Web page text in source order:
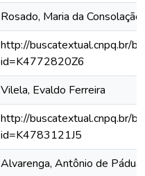
Rosado, Maria da Consolação
http://buscatextual.cnpq.br/
id=K4772820Z6
Vilela, Evaldo Ferreira
http://buscatextual.cnpq.br/
id=K4783121J5
Alvarenga, Antônio de Pádua